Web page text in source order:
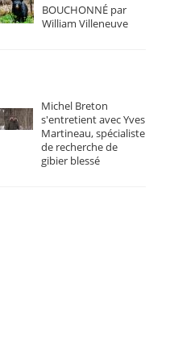
BOUCHONNÉ par
William Villeneuve
Michel Breton
s'entretient avec Yves
Martineau, spécialiste
de recherche de
gibier blessé